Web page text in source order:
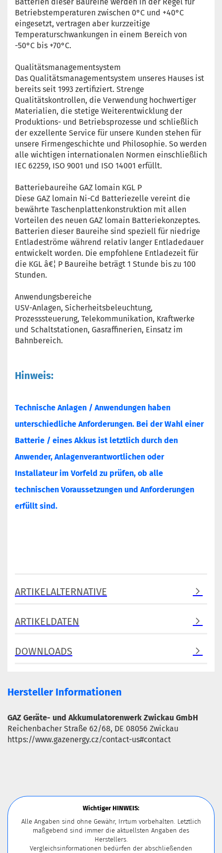
Betriebstemperaturen zwischen 0°C und +40°C
eingesetzt, vertragen aber kurzzeitige
Temperaturschwankungen in einem Bereich von
-50°C bis +70°C.
Qualitätsmanagementsystem
Das Qualitätsmanagementsystem unseres Hauses ist
bereits seit 1993 zertifiziert. Strenge
Qualitätskontrollen, die Verwendung hochwertiger
Materialien, die stetige Weiterentwicklung der
Produktions- und Betriebsprozesse und schließlich
der exzellente Service für unsere Kunden stehen für
unsere Firmengeschichte und Philosophie. So werden
alle wichtigen internationalen Normen einschließlich
IEC 62259, ISO 9001 und ISO 14001 erfüllt.
Batteriebaureihe GAZ lomain KGL P
Diese GAZ lomain Ni-Cd Batteriezelle vereint die
bewährte Taschenplattenkonstruktion mit allen
Vorteilen des neuen GAZ lomain Batteriekonzeptes.
Batterien dieser Baureihe sind speziell für niedrige
Entladeströme während relativ langer Entladedauer
entwickelt worden. Die empfohlene Entladezeit für
die KGL â€¦ P Baureihe beträgt 1 Stunde bis zu 100
Stunden.
Anwendungsbereiche
USV-Anlagen, Sicherheitsbeleuchtung,
Prozesssteuerung, Telekommunikation, Kraftwerke
und Schaltstationen, Gasraffinerien, Einsatz im
Bahnbereich.
Hinweis:
Technische Anlagen / Anwendungen haben
unterschiedliche Anforderungen. Bei der Wahl einer
Batterie / eines Akkus ist letztlich durch den
Anwender, Anlagenverantwortlichen oder
Installateur im Vorfeld zu prüfen, ob alle
technischen Voraussetzungen und Anforderungen
erfüllt sind.
ARTIKELALTERNATIVE
ARTIKELDATEN
DOWNLOADS
Hersteller Informationen
GAZ Geräte- und Akkumulatorenwerk Zwickau GmbH
Reichenbacher Straße 62/68, DE 08056 Zwickau
https://www.gazenergy.cz/contact-us#contact
Wichtiger HINWEIS:
Alle Angaben sind ohne Gewähr, Irrtum vorbehalten. Letztlich
maßgebend sind immer die aktuellsten Angaben des
Herstellers.
Vergleichsinformationen bedürfen der abschließenden